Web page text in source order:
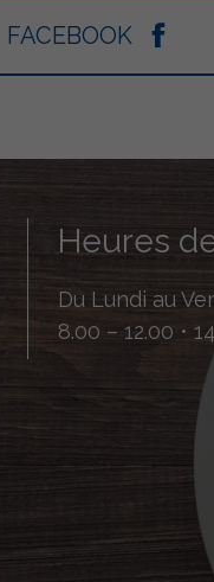
FACEBOOK
Heures
Du Lundi au
8.00 – 12.00 •